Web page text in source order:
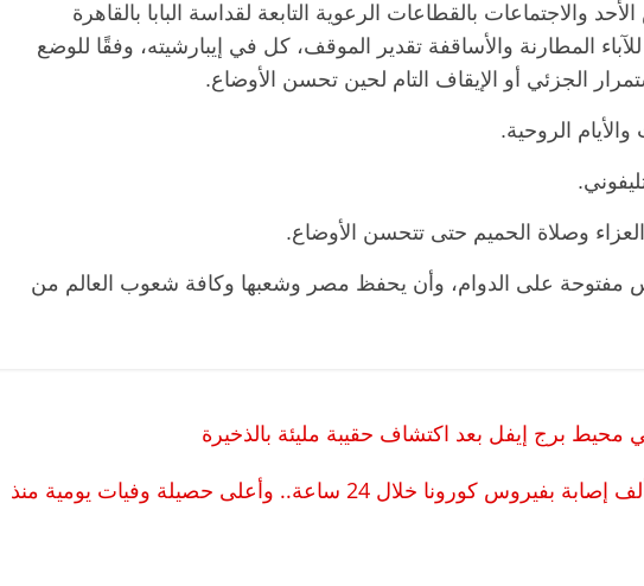
والاجتماعات بالقطاعات الرعوية التابعة لقداسة البابا بالقاهرة
٢٥ ٪ ، ويترك للآباء المطارنة والأساقفة تقدير الموقف، كل في إيبارشيته، وفقًا للوضع
الجزئي أو الإيقاف التام لحين تحسن الأوضاع.
مفتوحة على الدوام، وأن يحفظ مصر وشعبها وكافة شعوب العالم من
محيط برج إيفل بعد اكتشاف حقيبة مليئة بالذخيرة
الموجة الثانية.. إيطاليا تسجل 22 ألف إصابة بفيروس كورونا خلال 24 ساعة.. وأعلى حصيلة وفيات يومية منذ
الرئيسية مصر
حسين عبدالهادي فارس مقاومة
رحيله.. د. نور فرحات فقيه